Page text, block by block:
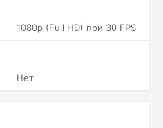
1080p (Full HD) при 30 FPS
Нет